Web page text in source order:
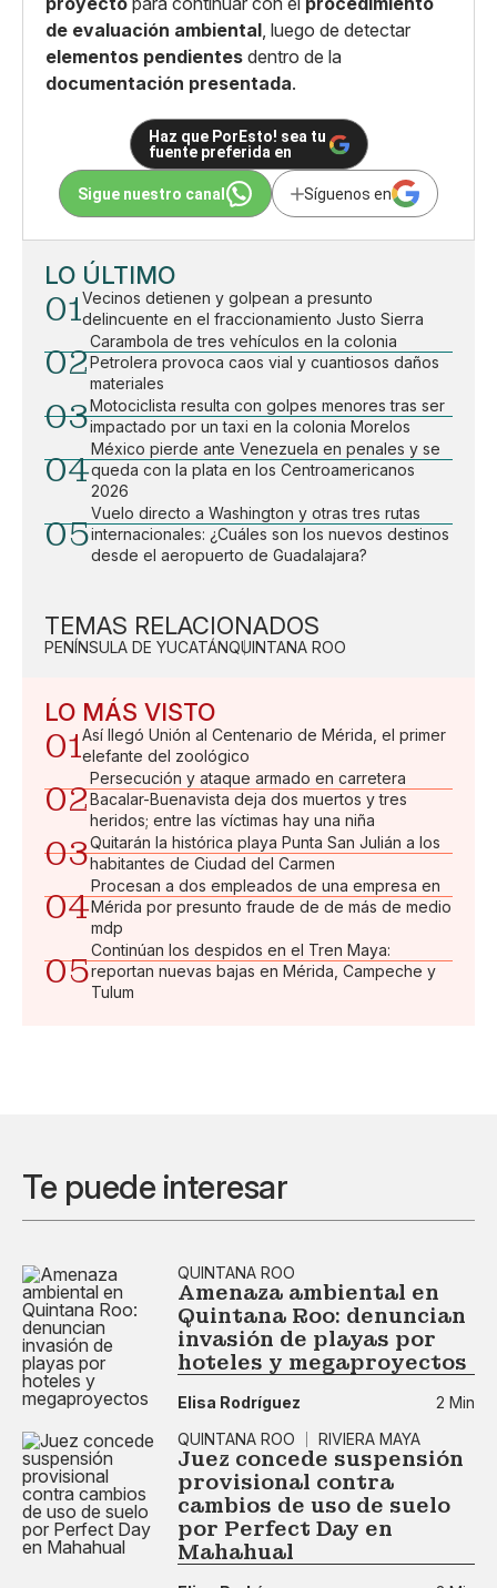
de evaluación ambiental, luego de detectar
elementos pendientes dentro de la
documentación presentada.
Haz que PorEsto! sea tu
fuente preferida en
Sigue nuestro canal Síguenos en
LO ÚLTIMO
01Vecinos detienen y golpean a presunto
delincuente en el fraccionamiento Justo Sierra
02
Carambola de tres vehículos en la colonia
Petrolera provoca caos vial y cuantiosos daños
materiales
03Motociclista resulta con golpes menores tras ser
impactado por un taxi en la colonia Morelos
04
México pierde ante Venezuela en penales y se
queda con la plata en los Centroamericanos
2026
05
Vuelo directo a Washington y otras tres rutas
internacionales: ¿Cuáles son los nuevos destinos
desde el aeropuerto de Guadalajara?
TEMAS RELACIONADOS
PENÍNSULA DE YUCATÁNQUINTANA ROO
LO MÁS VISTO
01Así llegó Unión al Centenario de Mérida, el primer
elefante del zoológico
02
Persecución y ataque armado en carretera
Bacalar-Buenavista deja dos muertos y tres
heridos; entre las víctimas hay una niña
03Quitarán la histórica playa Punta San Julián a los
habitantes de Ciudad del Carmen
04
Procesan a dos empleados de una empresa en
Mérida por presunto fraude de de más de medio
mdp
05
Continúan los despidos en el Tren Maya:
reportan nuevas bajas en Mérida, Campeche y
Tulum
Te puede interesar
QUINTANA ROO
Amenaza ambiental en
Quintana Roo: denuncian
invasión de playas por
hoteles y megaproyectos
Elisa Rodríguez
2 Min
QUINTANA ROO
RIVIERA MAYA
Juez concede suspensión
provisional contra
cambios de uso de suelo
por Perfect Day en
Mahahual